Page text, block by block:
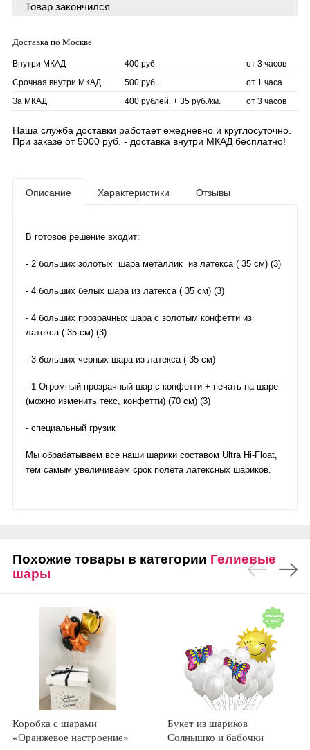
Товар закончился
Доставка по Москве
Внутри МКАД 400 руб.
от 3 часов
Срочная внутри МКАД
500 руб.
от 1 часа
За МКАД
400 рублей. + 35 руб./км. от 3 часов
Наша служба доставки работает ежедневно и круглосуточно.
При заказе от 5000 руб. - доставка внутри МКАД бесплатно!
Описание Характеристики Отзывы
В готовое решение входит:
- 2 больших золотых шара металлик из латекса ( 35 см) (3)
- 4 больших белых шара из латекса ( 35 см) (3)
- 4 больших прозрачных шара с золотым конфетти из
латекса ( 35 см) (3)
- 3 больших черных шара из латекса ( 35 см)
- 1 Огромный прозрачный шар с конфетти + печать на шаре
(можно изменить текс, конфетти) (70 см) (3)
- специальный грузик
Мы обрабатываем все наши шарики составом Ultra Hi-Float,
тем самым увеличиваем срок полета латексных шариков.
Похожие товары в категории Гелиевые
шары
Коробка с шарами
«Оранжевое настроение»
Букет из шариков
Солнышко и бабочки